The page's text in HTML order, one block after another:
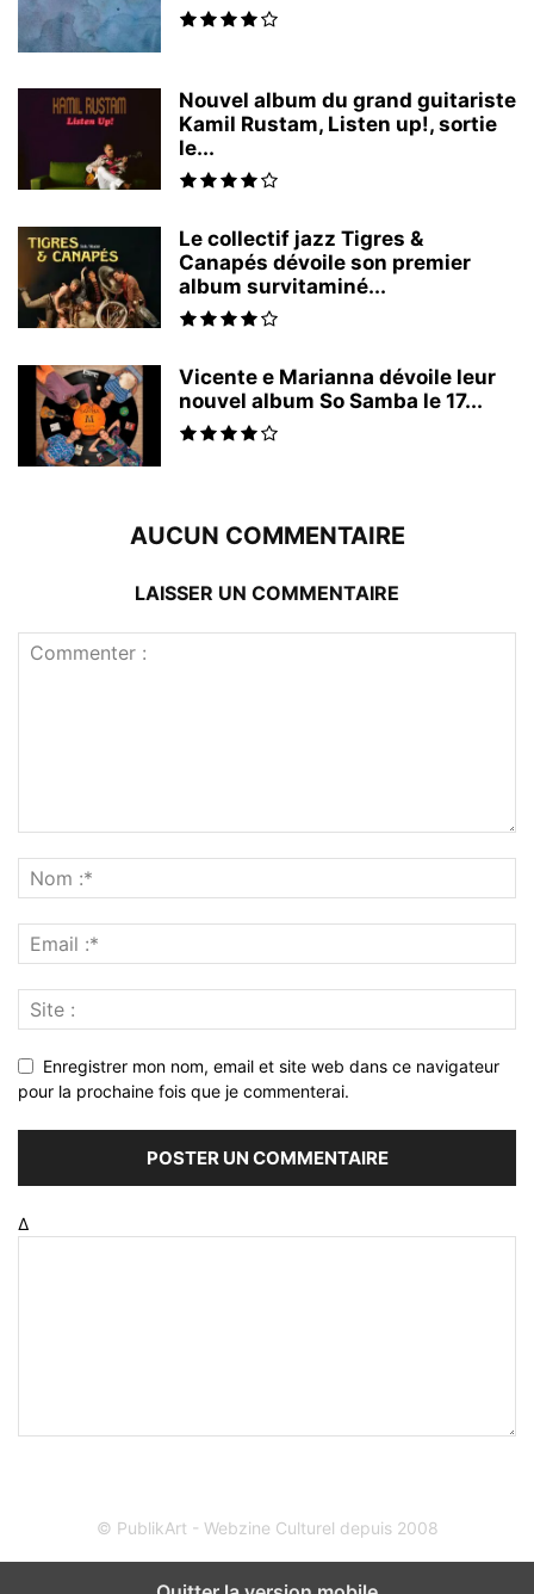
Nouvel album du grand guitariste
Kamil Rustam, Listen up!, sortie
le...
Le collectif jazz Tigres &
Canapés dévoile son premier
album survitaminé...
Vicente e Marianna dévoile leur
nouvel album So Samba le 17...
AUCUN COMMENTAIRE
LAISSER UN COMMENTAIRE
Enregistrer mon nom, email et site web dans ce navigateur
pour la prochaine fois que je commenterai.
Δ
© PublikArt - Webzine Culturel depuis 2008